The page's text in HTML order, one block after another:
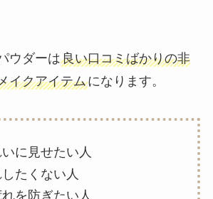
ウダーは良い口コミばかりの非
イクアイテムになります。
に見せたい人
たくない人
を防ぎたい人